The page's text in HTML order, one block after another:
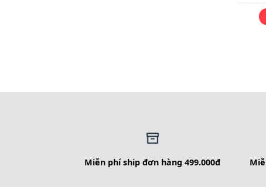
Miễn phí ship đơn hàng 499.000đ